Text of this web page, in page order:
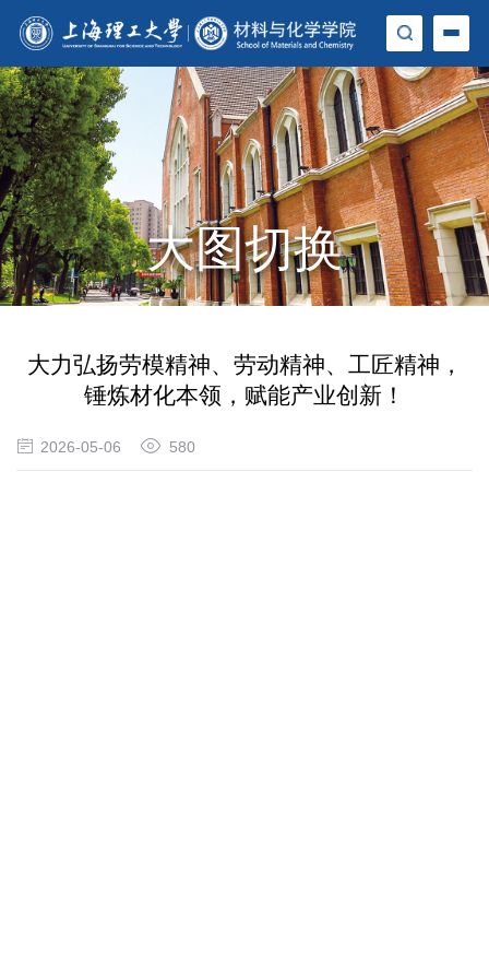
大图切换
大力弘扬劳模精神、劳动精神、工匠精神，
锤炼材化本领，赋能产业创新！
2026-05-06 580